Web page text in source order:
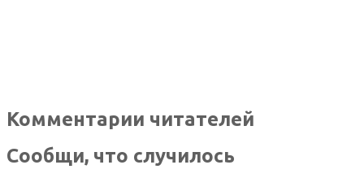
Комментарии читателей
Сообщи, что случилось